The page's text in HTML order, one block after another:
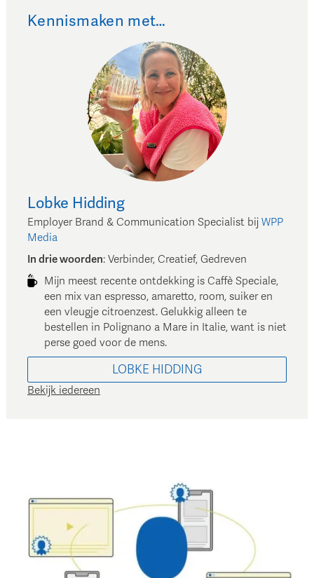
Kennismaken met…
Lobke Hidding
Employer Brand & Communication Specialist bij WPP
Media
In drie woorden: Verbinder, Creatief, Gedreven
Mijn meest recente ontdekking is Caffè Speciale,
een mix van espresso, amaretto, room, suiker en
een vleugje citroenzest. Gelukkig alleen te
bestellen in Polignano a Mare in Italie, want is niet
perse goed voor de mens.
LOBKE HIDDING
Bekijk iedereen